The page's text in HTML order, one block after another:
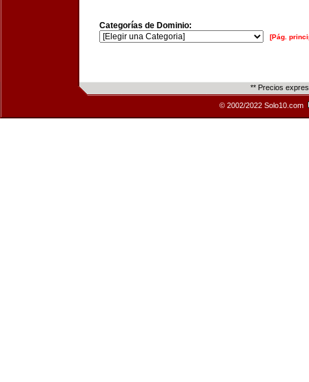
Categorías de Dominio:
[Pág.
** Precios
© 2002/2022 Solo10.com